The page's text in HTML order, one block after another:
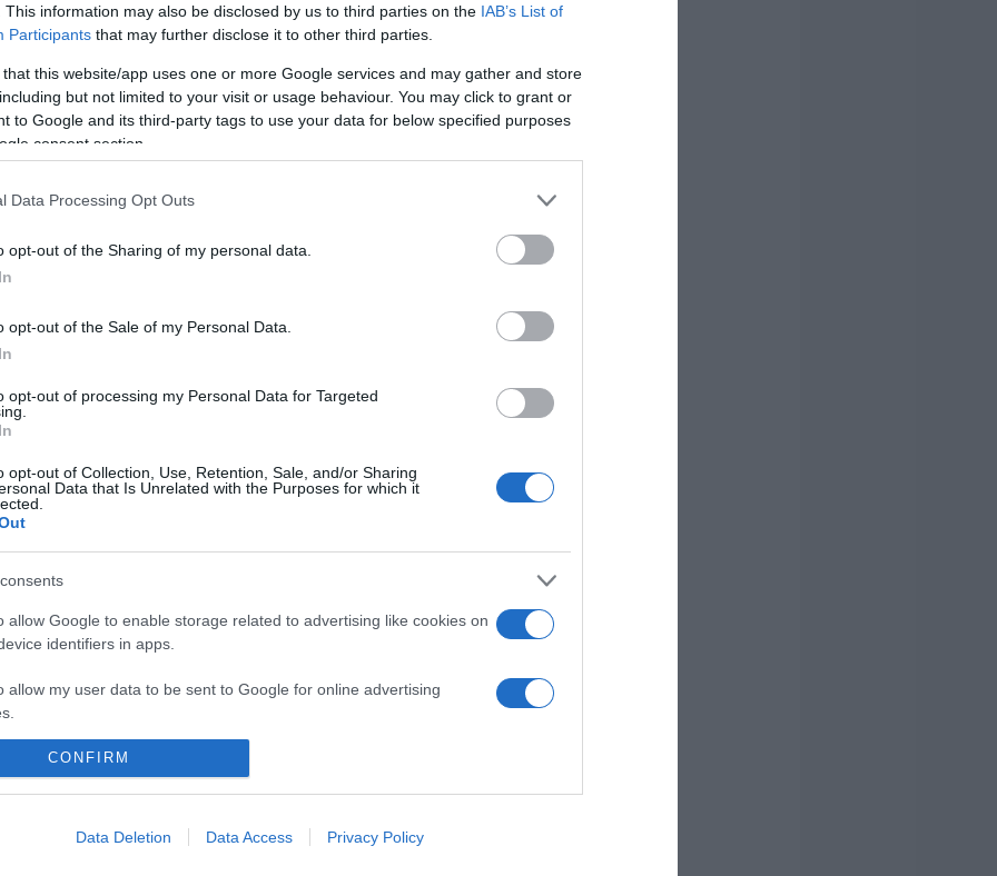
This information may also be disclosed by us to third parties on the IAB’s List of
Participants that may further disclose it to other third parties.
that this website/app uses one or more Google services and may gather and store
but not limited to your visit or usage behaviour. You may click to grant or
to Google and its third-party tags to use your data for below specified purposes
consent section.
Data Processing Opt Outs
opt-out of the Sharing of my personal data.
opt-out of the Sale of my Personal Data.
opt-out of processing my Personal Data for Targeted
opt-out of Collection, Use, Retention, Sale, and/or Sharing
Data that Is Unrelated with the Purposes for which it
allow Google to enable storage related to advertising like cookies on
identifiers in apps.
allow my user data to be sent to Google for online advertising
allow Google to send me personalized advertising.
identifiers in apps.
CONFIRM
Data Deletion Data Access Privacy Policy
hogy egy baráti társaságból ismerték meg
baráti összejövetelen, amikor a felnőttek kint
aki hajcsatokat tett a hajába. Az édesanya
eszébe, hogy ha más gyerekével ilyen jól és
majd szeretni a sajátját.
sőt, egyetlen feltételem Bencével szemben:
már nagyon korán teljesült. Ha Bence nem
hangsúlyozta az édesanya. Nem volt azonban
egyszer le is mondták, mert Bence nem
cipelje, ami a közszereplővel jár.
közeledett. Udvarolt, kézzel írt levelet küldött,
nem kezdeményeztem volna" - jegyezte meg
és nyugodtabbá tett a párja.
a szerelmének, de ezt nehezen tudta
alá- vagy fölérendelt szerep, egyenrangú
A férfias dolgokat Bence végzi el a ház körül, de